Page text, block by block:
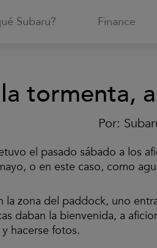
Subaru? Finance
tormenta,
Por:
el pasado sábado a los
o en este caso, como
la zona del paddock, uno
daban la bienvenida, a
hacerse fotos.